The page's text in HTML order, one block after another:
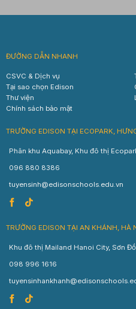
ĐƯỜNG DẪN NHANH
CSVC & Dịch vụ
Tại sao chọn Edison
Thư viện
Chính sách bảo mật
TRƯỜNG EDISON TẠI ECOPARK,
Phân khu Aquabay, Khu đô thị
096 880 8386
tuyensinh@edisonschools.edu.vn
TRƯỜNG EDISON TẠI AN KHÁNH, HÀ
Khu đô thị Mailand Hanoi City, Sơn
098 996 1616